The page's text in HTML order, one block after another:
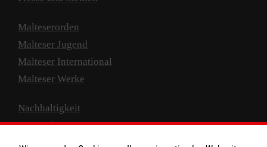
Malteserorden
Malteser Jugend
Malteser International
Malteser Werke
Nachhaltigkeit
Prävention
Compliance